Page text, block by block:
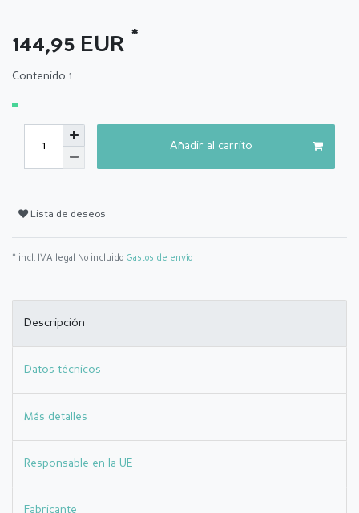
144,95 EUR *
Contenido 1
Añadir al carrito
Lista de deseos
* incl. IVA legal No incluido Gastos de envío
Descripción
Datos técnicos
Más detalles
Responsable en la UE
Fabricante